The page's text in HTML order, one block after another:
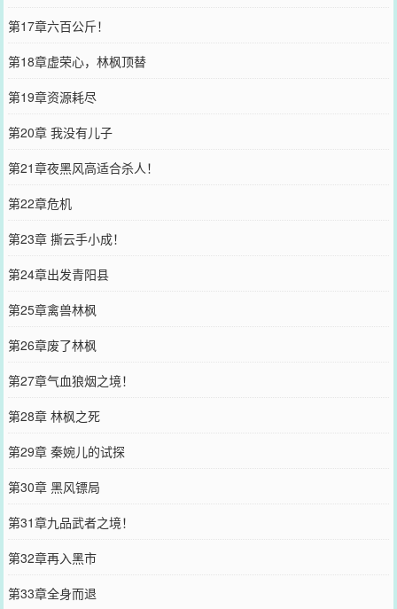
第17章六百公斤！
第18章虚荣心，林枫顶替
第19章资源耗尽
第20章 我没有儿子
第21章夜黑风高适合杀人！
第22章危机
第23章 撕云手小成！
第24章出发青阳县
第25章禽兽林枫
第26章废了林枫
第27章气血狼烟之境！
第28章 林枫之死
第29章 秦婉儿的试探
第30章 黑风镖局
第31章九品武者之境！
第32章再入黑市
第33章全身而退